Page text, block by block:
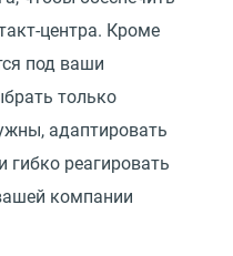
центра. Кроме
под ваши
только
адаптировать
гибко реагировать
компании